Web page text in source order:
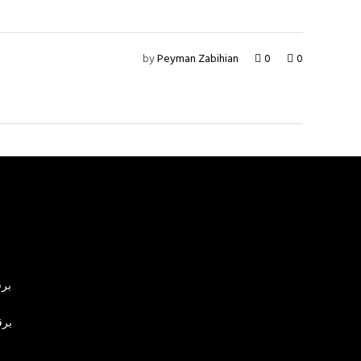
byPeyman Zabihian 0 0